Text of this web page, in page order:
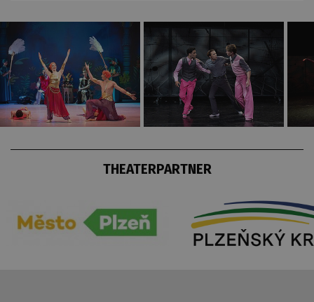
THEATERPARTNER